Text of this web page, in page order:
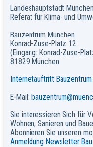
Landeshauptstadt München
Referat für Klima- und
Bauzentrum München
Konrad-Zuse-Platz 12
(Eingang: Konrad-Zuse-
81829 München
Internetauftritt Bauzentrum
E-Mail:
Sie interessieren Sich für
Wohnen, Sanieren und
Abonnieren Sie unseren
Anmeldung Newsletter